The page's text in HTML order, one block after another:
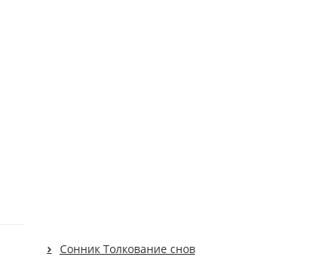
Cонник Толкование снов